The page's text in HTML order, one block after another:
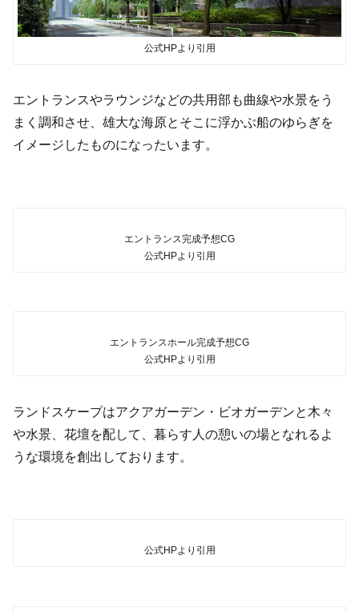
公式HPより引用
エントランスやラウンジなどの共用部も曲線や水景をう
まく調和させ、雄大な海原とそこに浮かぶ船のゆらぎを
イメージしたものになったいます。
エントランス完成予想CG
公式HPより引用
エントランスホール完成予想CG
公式HPより引用
ランドスケープはアクアガーデン・ビオガーデンと木々
や水景、花壇を配して、暮らす人の憩いの場となれるよ
うな環境を創出しております。
公式HPより引用